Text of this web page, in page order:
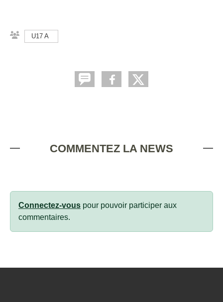
U17 A
COMMENTEZ LA NEWS
Connectez-vous pour pouvoir participer aux
commentaires.